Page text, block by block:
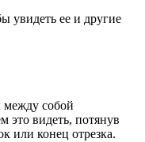
увидеть ее и другие
между собой
видеть, потянув
или конец отрезка.